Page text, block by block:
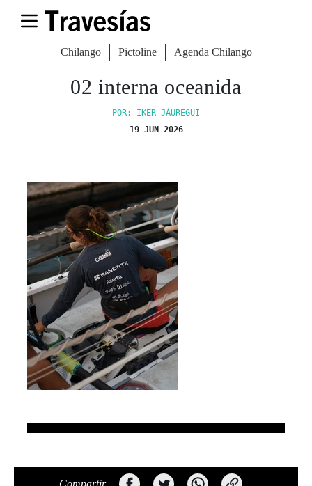
Chilango Pictoline Agenda Chilango
02 interna oceanida
POR: IKER JÁUREGUI
19 JUN 2026
Compartir